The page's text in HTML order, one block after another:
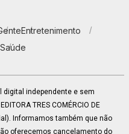
Entretenimento
Saúde
digital independente e sem
TRES COMÉRCIO DE
Informamos também que não
oferecemos cancelamento do